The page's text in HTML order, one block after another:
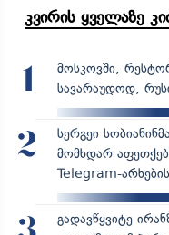
კვირის ყველაზე
1
მოსკოვში,
სავარაუდოდ,
2
სერგეი
მომხდარ
Telegram-
გადავწყვიტე